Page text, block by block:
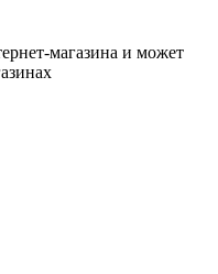
магазина и может